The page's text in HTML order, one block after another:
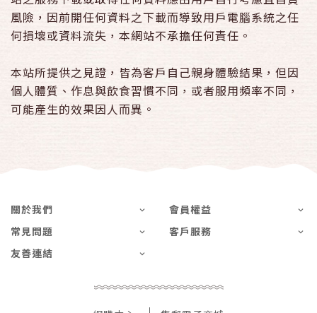
風險，因前開任何資料之下載而導致用戶電腦系統之任
何損壞或資料流失，本網站不承擔任何責任。
本站所提供之見證，皆為客戶自己親身體驗結果，但因
個人體質、作息與飲食習慣不同，或者服用頻率不同，
可能產生的效果因人而異。
關於我們
會員權益
常見問題
客戶服務
友善連結